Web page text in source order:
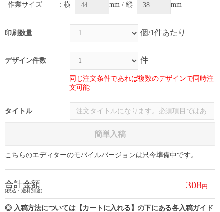
作業サイズ : 横 mm / 縦 mm
印刷数量 個/1件あたり
デザイン件数 件
同じ注文条件であれば複数のデザインで同時注
文可能
タイトル
簡単入稿
こちらのエディターのモバイルバージョンは只今準備中です。
合計金額
(税込・送料別途) 308
◎ 入稿方法については【カートに入れる】の下にある各入稿ガイド